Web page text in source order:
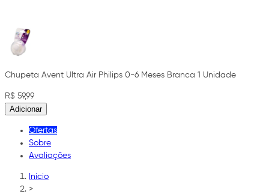
Chupeta Avent Ultra Air Philips 0-6 Meses Branca 1 Unidade
R$ 59,99
Adicionar
Ofertas
Sobre
Avaliações
Início
>